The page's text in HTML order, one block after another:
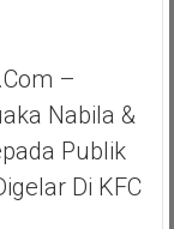
–
Nabila &
Publik
Di KFC